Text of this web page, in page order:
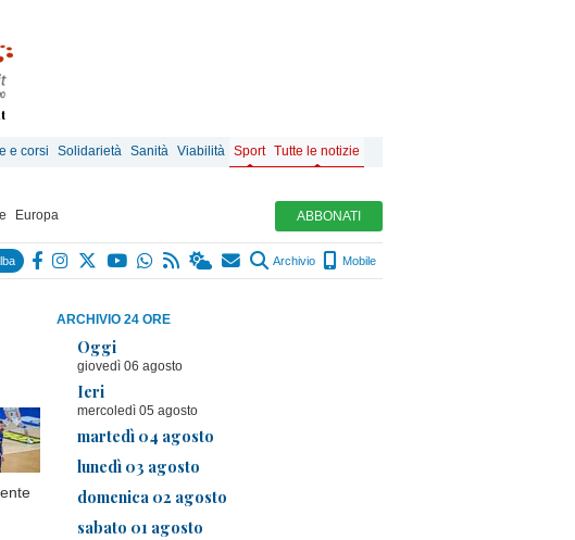
e corsi Solidarietà Sanità Viabilità Sport Tutte le notizie
Europa ABBONATI
Archivio Mobile
ARCHIVIO 24 ORE
Oggi
giovedì 06 agosto
Ieri
mercoledì 05 agosto
martedì 04 agosto
lunedì 03 agosto
domenica 02 agosto
sabato 01 agosto